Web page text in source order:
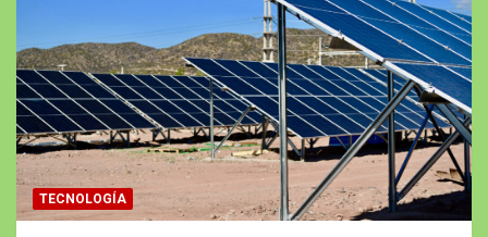
TECNOLOGÍA